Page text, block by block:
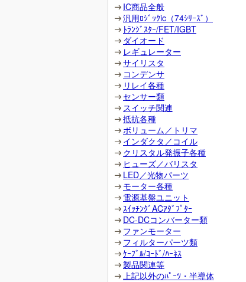
IC商品全般
汎用ﾛｼﾞｯｸic（74ｼﾘｰｽﾞ）
ﾄﾗﾝｼﾞｽﾀｰ/FET/IGBT
ダイオード
レギュレーター
サイリスタ
コンデンサ
リレイ各種
センサー類
スイッチ関連
抵抗各種
ボリューム／トリマ
インダクタ／コイル
クリスタル発振子各種
ヒューズ／バリスタ
LED／光物パーツ
モーター各種
電源基盤ユニット
ｽｲｯﾁﾝｸﾞACｱﾀﾞﾌﾟﾀｰ
DC-DCコンバーター類
ファンモーター
フィルターパーツ類
ｹｰﾌﾞﾙ/ｺｰﾄﾞ/ﾊｰﾈｽ
製品関連等
上記以外のﾊﾟｰﾂ・半導体